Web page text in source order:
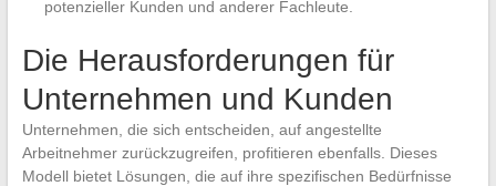
potenzieller Kunden und anderer Fachleute.
Die Herausforderungen für
Unternehmen und Kunden
Unternehmen, die sich entscheiden, auf angestellte
Arbeitnehmer zurückzugreifen, profitieren ebenfalls. Dieses
Modell bietet Lösungen, die auf ihre spezifischen Bedürfnisse